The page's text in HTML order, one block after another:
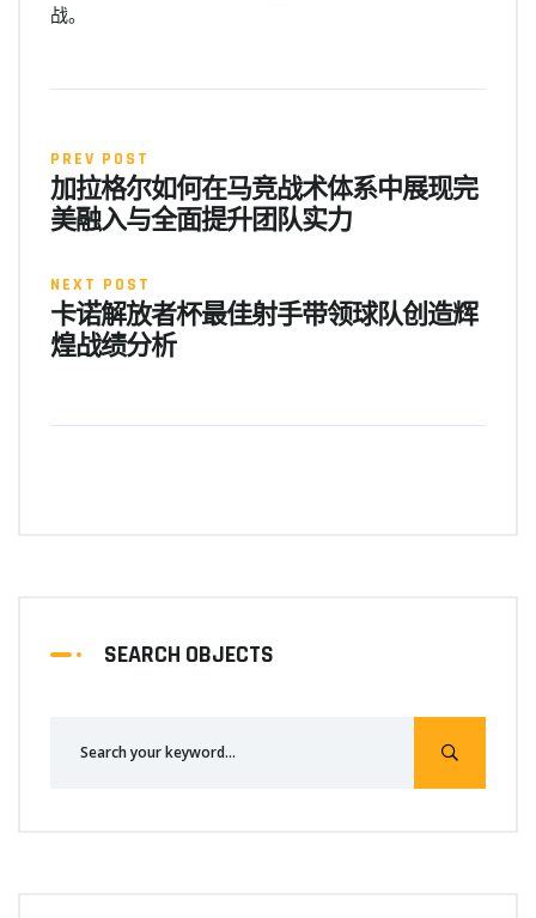
战。
PREV POST
加拉格尔如何在马竞战术体系中展现完
美融入与全面提升团队实力
NEXT POST
卡诺解放者杯最佳射手带领球队创造辉
煌战绩分析
SEARCH OBJECTS